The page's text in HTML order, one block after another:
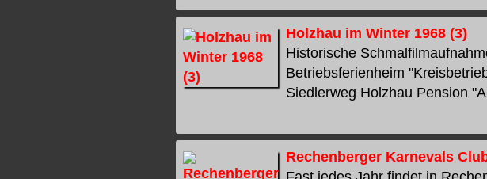
Holzhau im Winter 1968 (3)
Historische
Betriebsferienheim
Siedlerweg Holzhau Pension
Rechenberger Karnevals